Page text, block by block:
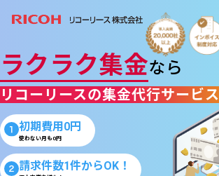
ラクラク集金なら
リコーリースの集金代行サービス
初期費用0円
使わない月も0円
請求件数1件からOK！